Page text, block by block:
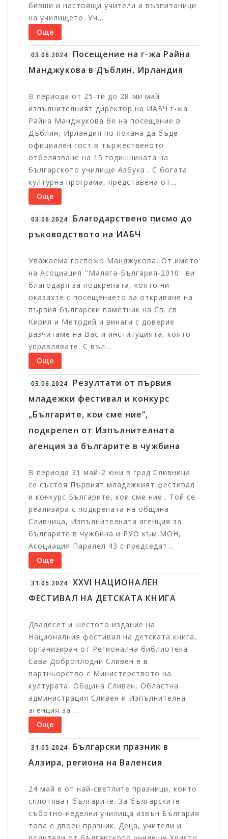
бивши и настоящи учители и възпитаници
на училището. Уч...
Още
03.06.2024
Посещение на г-жа Райна
Манджукова в Дъблин, Ирландия
В периода от 25-ти до 28-ми май
изпълнителният директор на ИАБЧ г-жа
Райна Манджукова бе на посещение в
Дъблин, Ирландия по покана да бъде
официален гост в тържественото
отбелязване на 15 годишнината на
българското училище Азбука . С богата
културна програма, представена от...
Още
03.06.2024
Благодарствено писмо до
ръководството на ИАБЧ
Уважаема госпожо Манджукова, От името
на Асоциация ''Малага-България-2010'' ви
благодаря за подкрепата, която ни
оказахте с посещението за откриване на
първия български паметник на Св. св.
Кирил и Методий и винаги с доверие
разчитаме на Вас и институцията, която
управлявате. С въл...
Още
03.06.2024
Резултати от първия
младежки фестивал и конкурс
„Българите, кои сме ние“,
подкрепен от Изпълнителната
агенция за българите в чужбина
В периода 31 май-2 юни в град Сливница
се състоя Първият младежкият фестивал
и конкурс Българите, кои сме ние . Той се
реализира с подкрепата на община
Сливница, Изпълнителната агенция за
българите в чужбина и РУО към МОН,
Асоциация Паралел 43 с председат...
Още
31.05.2024
XXVI НАЦИОНАЛЕН
ФЕСТИВАЛ НА ДЕТСКАТА КНИГА
Двадесет и шестото издание на
Националния фестивал на детската книга,
организиран от Регионална библиотека
Сава Доброплодни Сливен е в
партньорство с Министерството на
културата, Община Сливен, Областна
администрация Сливен и Изпълнителна
агенция за ...
Още
31.05.2024
Български празник в
Алзира, региона на Валенсия
24 май е от най-светлите празници, които
сплотяват българите. За българските
съботно-неделни училища извън България
това е двоен празник. Деца, учители и